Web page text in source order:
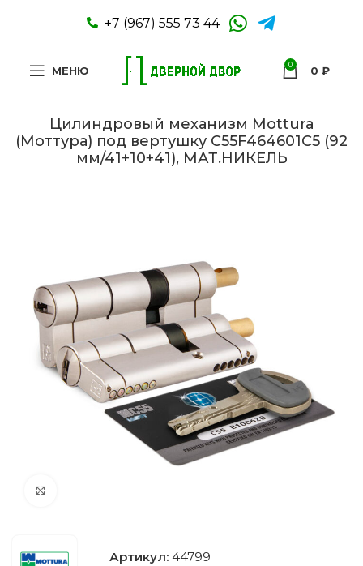
+7 (967) 555 73 44
МЕНЮ 0 0 ₽
Цилиндровый механизм Mottura
(Моттура) под вертушку C55F464601C5 (92
мм/41+10+41), МАТ.НИКЕЛЬ
Артикул: 44799